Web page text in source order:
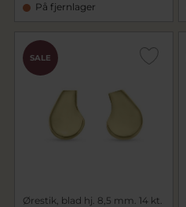
På fjernlager
SALE
Ørestik, blad hj. 8,5 mm. 14 kt.